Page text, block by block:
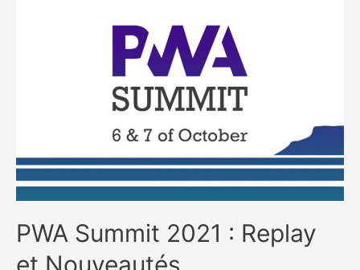
PWA Summit 2021 : Replay
et Nouveautés